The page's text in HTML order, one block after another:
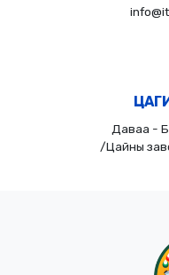
Даваа -
/Цайны